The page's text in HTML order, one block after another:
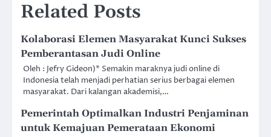
Related Posts
Kolaborasi Elemen Masyarakat Kunci Sukses
Pemberantasan Judi Online
Oleh : Jefry Gideon)* Semakin maraknya judi online di
Indonesia telah menjadi perhatian serius berbagai elemen
masyarakat. Dari kalangan akademisi,…
Pemerintah Optimalkan Industri Penjaminan
untuk Kemajuan Pemerataan Ekonomi